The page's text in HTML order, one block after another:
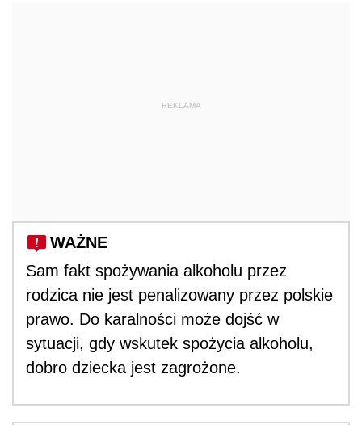
REKLAMA
WAŻNE
Sam fakt spożywania alkoholu przez
rodzica nie jest penalizowany przez polskie
prawo. Do karalności może dojść w
sytuacji, gdy wskutek spożycia alkoholu,
dobro dziecka jest zagrożone.